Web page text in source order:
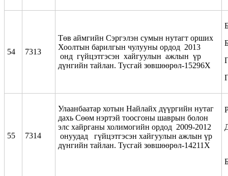
54 7313
Төв аймгийн Сэргэлэн сумын нутагт орших
Хоолтын барилгын чулууны ордод 2013
онд гүйцэтгэсэн хайгуулын ажлын үр
дүнгийн тайлан. Тусгай зөвшөөрөл-15296Х
55 7314
Улаанбаатар хотын Найлайх дүүргийн нутаг
дахь Сөөм нэртэй тоосгоны шаврын болон
элс хайрганы холимогийн ордод 2009-2012
онуудад гүйцэтгэсэн хайгуулын ажлын үр
дүнгийн тайлан. Тусгай зөвшөөрөл-14211Х